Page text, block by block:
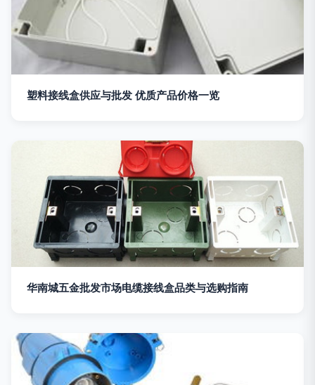
塑料接线盒供应与批发 优质产品价格一览
华南城五金批发市场电缆接线盒品类与选购指南